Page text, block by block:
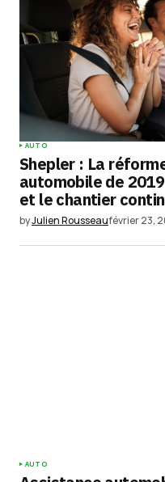
AUTO
Shepler : La
automobile de
et le chantier
byJulien Rousseaufévrier 23,
AUTO